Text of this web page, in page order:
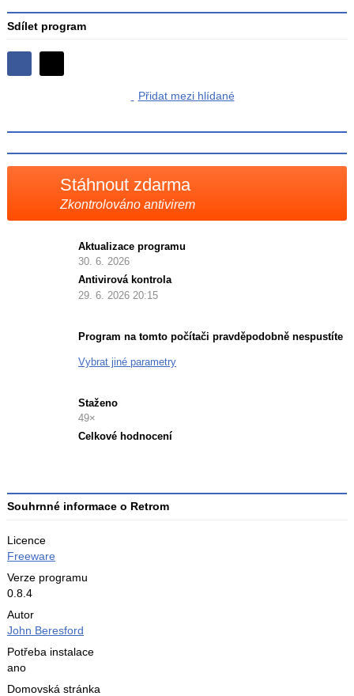
Sdílet program
Sdílejte
X
Přidat mezi hlídané
Stáhnout zdarma
Zkontrolováno antivirem
Aktualizace programu
30. 6. 2026
Antivirová kontrola
29. 6. 2026 20:15
Program na tomto počítači pravděpodobně nespustíte
Vybrat jiné parametry
Staženo
49×
Celkové hodnocení
Souhrnné informace o Retrom
Licence
Freeware
Verze programu
0.8.4
Autor
John Beresford
Potřeba instalace
ano
Domovská stránka